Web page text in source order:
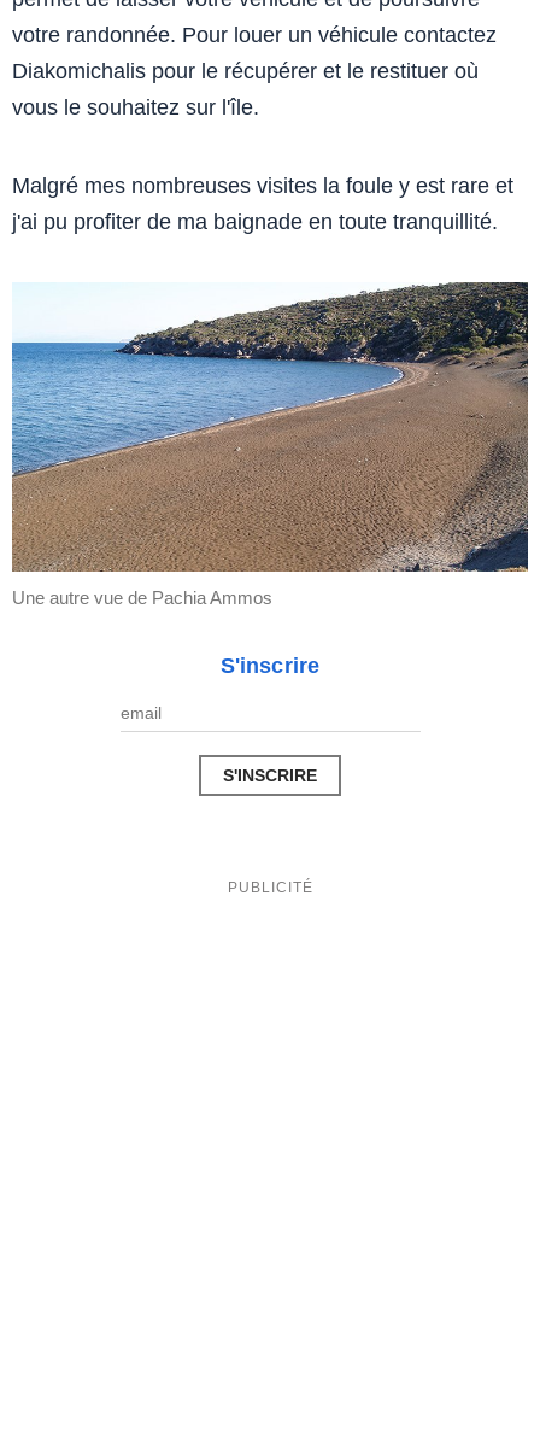
votre randonnée. Pour louer un véhicule contactez
Diakomichalis pour le récupérer et le restituer où
vous le souhaitez sur l'île.
Malgré mes nombreuses visites la foule y est rare et
j'ai pu profiter de ma baignade en toute tranquillité.
Une autre vue de Pachia Ammos
S'inscrire